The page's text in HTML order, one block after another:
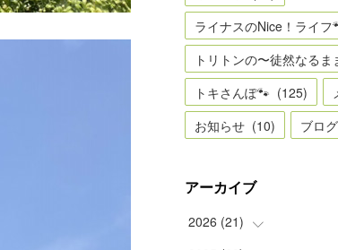
ライナスのNice！ライフ
トリトンの〜徒然なるま
トキさんぽ🐾 (125)
お知らせ (10) ブログ
アーカイブ
2026 (21)